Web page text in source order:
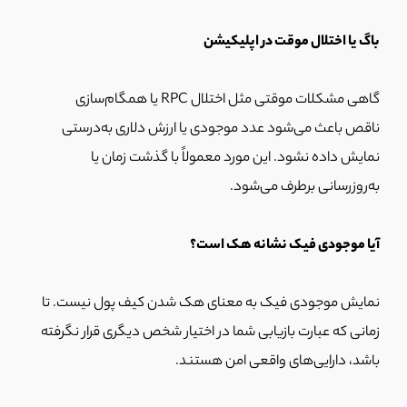
باگ یا اختلال موقت در اپلیکیشن
گاهی مشکلات موقتی مثل اختلال RPC یا همگام‌سازی
ناقص باعث می‌شود عدد موجودی یا ارزش دلاری به‌درستی
نمایش داده نشود. این مورد معمولاً با گذشت زمان یا
به‌روزرسانی برطرف می‌شود.
آیا موجودی فیک نشانه هک است؟
نمایش موجودی فیک به معنای هک شدن کیف پول نیست. تا
زمانی که عبارت بازیابی شما در اختیار شخص دیگری قرار نگرفته
باشد، دارایی‌های واقعی امن هستند.